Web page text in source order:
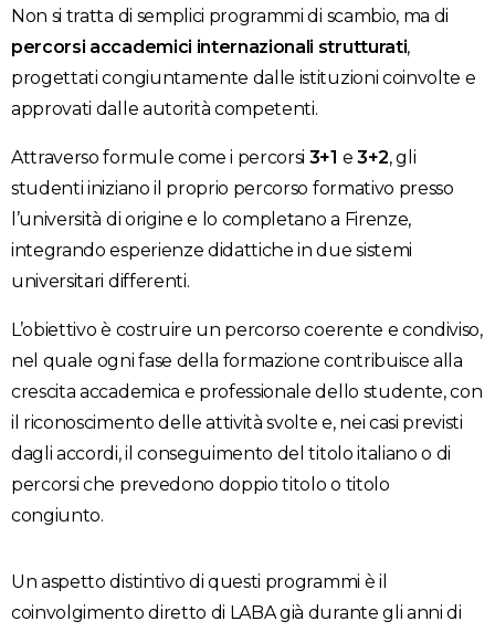
Non si tratta di semplici programmi di scambio, ma di
percorsi accademici internazionali strutturati,
progettati congiuntamente dalle istituzioni coinvolte e
approvati dalle autorità competenti.
Attraverso formule come i percorsi 3+1 e 3+2, gli
studenti iniziano il proprio percorso formativo presso
l’università di origine e lo completano a Firenze,
integrando esperienze didattiche in due sistemi
universitari differenti.
L’obiettivo è costruire un percorso coerente e condiviso,
nel quale ogni fase della formazione contribuisce alla
crescita accademica e professionale dello studente, con
il riconoscimento delle attività svolte e, nei casi previsti
dagli accordi, il conseguimento del titolo italiano o di
percorsi che prevedono doppio titolo o titolo
congiunto.
Un aspetto distintivo di questi programmi è il
coinvolgimento diretto di LABA già durante gli anni di